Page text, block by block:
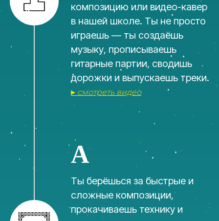
композицию или видео-кавер
в нашей школе. Ты не просто
играешь — ты создаёшь
музыку, прописываешь
гитарные партии, сводишь
дорожки и выпускаешь треки.
▸ смотреть видео
A
Ты берёшься за быстрые и
сложные композиции,
прокачиваешь технику и